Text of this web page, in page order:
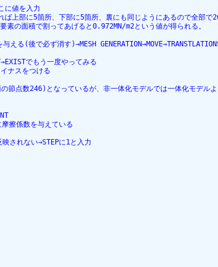
に値を入力
上部に5箇所、下部に5箇所、裏にも同じようにあるので全部
の面積で割ってあげると0.972MN/m2という値が得られる。
る(後で必ず消す)→MESH
でもう一度やってみる
ナスをつける
節点数246)となっているが、非一体化モデルでは一体化モデ
擦係数を与えている
されない→STEPに1と入力